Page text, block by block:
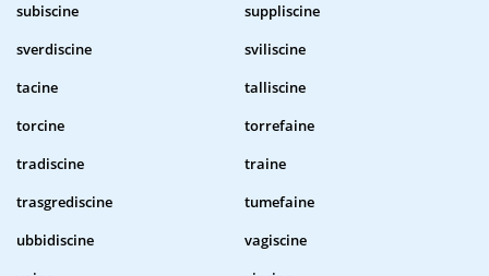
subiscine
suppliscine
sverdiscine
sviliscine
tacine
talliscine
torcine
torrefaine
tradiscine
traine
trasgrediscine
tumefaine
ubbidiscine
vagiscine